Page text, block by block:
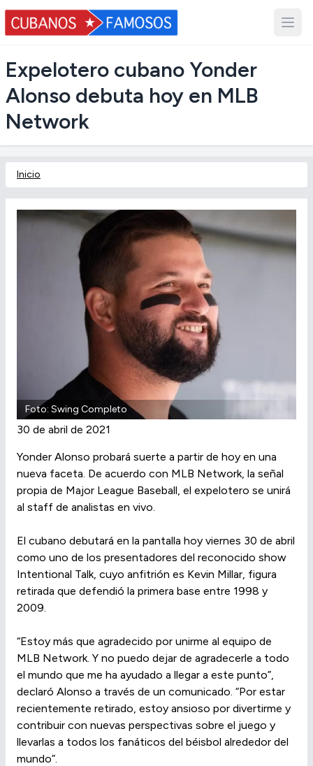
Expelotero cubano Yonder
Alonso debuta hoy en MLB
Network
Inicio
Foto: Swing Completo
30 de abril de 2021
Yonder Alonso probará suerte a partir de hoy en una
nueva faceta. De acuerdo con MLB Network, la señal
propia de Major League Baseball, el expelotero se unirá
al staff de analistas en vivo.
El cubano debutará en la pantalla hoy viernes 30 de abril
como uno de los presentadores del reconocido show
Intentional Talk, cuyo anfitrión es Kevin Millar, figura
retirada que defendió la primera base entre 1998 y
2009.
“Estoy más que agradecido por unirme al equipo de
MLB Network. Y no puedo dejar de agradecerle a todo
el mundo que me ha ayudado a llegar a este punto”,
declaró Alonso a través de un comunicado. “Por estar
recientemente retirado, estoy ansioso por divertirme y
contribuir con nuevas perspectivas sobre el juego y
llevarlas a todos los fanáticos del béisbol alrededor del
mundo”.